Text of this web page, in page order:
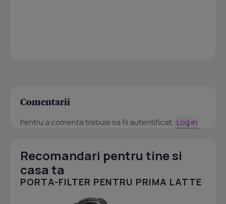
Comentarii
Pentru a comenta trebuie sa fii autentificat. Log in
Recomandari pentru tine si
casa ta
PORTA-FILTER PENTRU PRIMA LATTE